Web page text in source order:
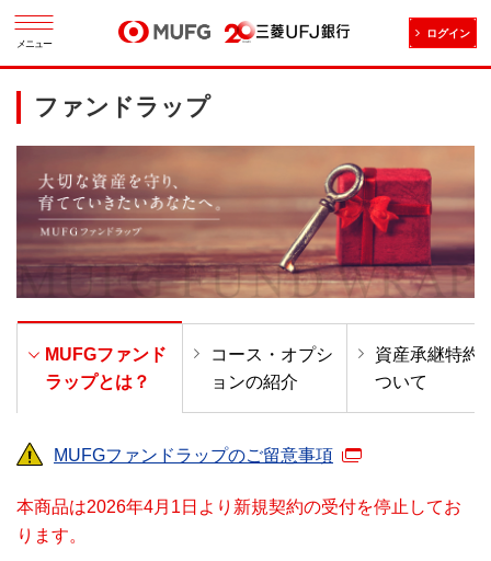
メニュー
ログイン
ファンドラップ
MUFGファンド
ラップとは？
コース・オプシ
ョンの紹介
資産承継特約
ついて
MUFGファンドラップのご留意事項
本商品は2026年4月1日より新規契約の受付を停止してお
ります。